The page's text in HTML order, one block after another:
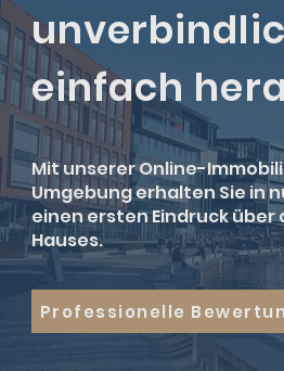
einfach
Mit unserer Online-
Umgebung erhalten Sie in
einen ersten Eindruck
Hauses.
Professionelle